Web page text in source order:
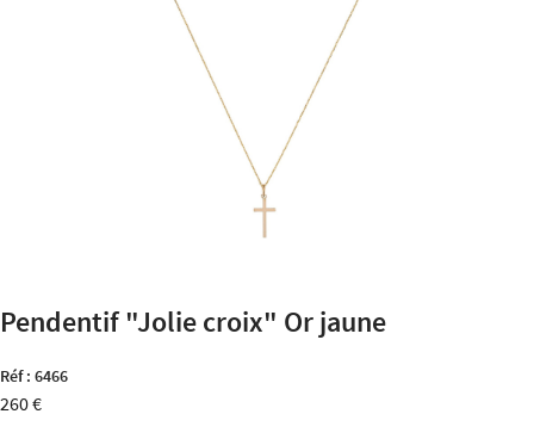
Pendentif "Jolie croix" Or jaune
Réf : 6466
260 €